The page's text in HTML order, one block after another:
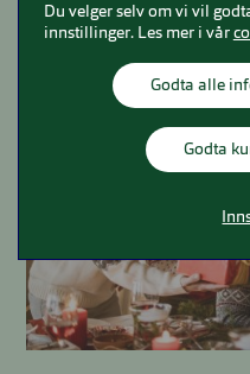
Du velger selv om vi vil
innstillinger. Les mer i vår
Godta alle
Godta